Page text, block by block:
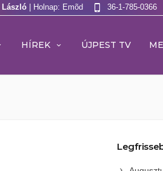
László | Holnap: Emõd 36-1-785-0366
HÍREK ÚJPEST TV